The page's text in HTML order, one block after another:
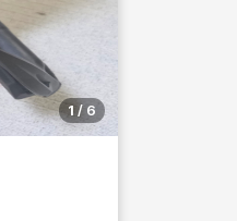
1 / 6